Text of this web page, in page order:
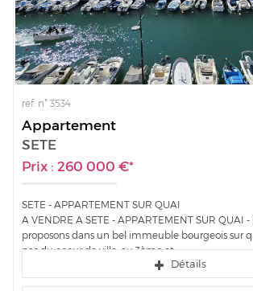
ref. n° 3534
Appartement
SETE
Prix : 260 000 €*
SETE - APPARTEMENT SUR QUAI
A VENDRE A SETE - APPARTEMENT SUR QUAI -
proposons dans un bel immeuble bourgeois sur
pas du coeur de ville, au 3ème et...
Détails